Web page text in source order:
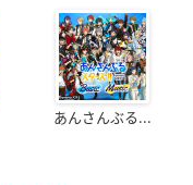
あんさんぶる...